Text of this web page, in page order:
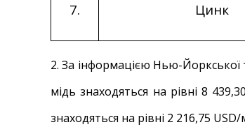
7. Цинк
2. За інформацією Нью-Йоркської
мідь знаходяться на рівні 8
знаходяться на рівні 2 216,75